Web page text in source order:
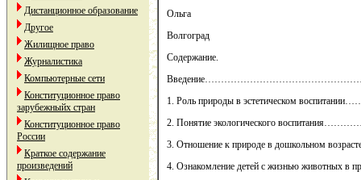
Дистанционное образование
Другое
Жилищное право
Журналистика
Компьютерные сети
Конституционное право
зарубежныйх стран
Конституционное право
России
Краткое содержание
произведений
Ольга
Волгоград
Содержание.
1. Роль природы в эстетическом
2. Понятие экологического
3. Отношение к природе в
4. Ознакомление детей с жизнью животных в